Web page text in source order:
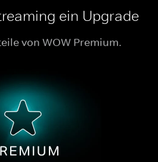
ein Upgrade
von WOW Premium.